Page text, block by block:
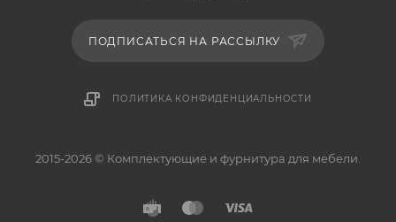
ПОДПИСАТЬСЯ НА РАССЫЛКУ
ПОЛИТИКА КОНФИДЕНЦИАЛЬНОСТИ
2015-2026 © Комплектующие и фурнитура для мебели.